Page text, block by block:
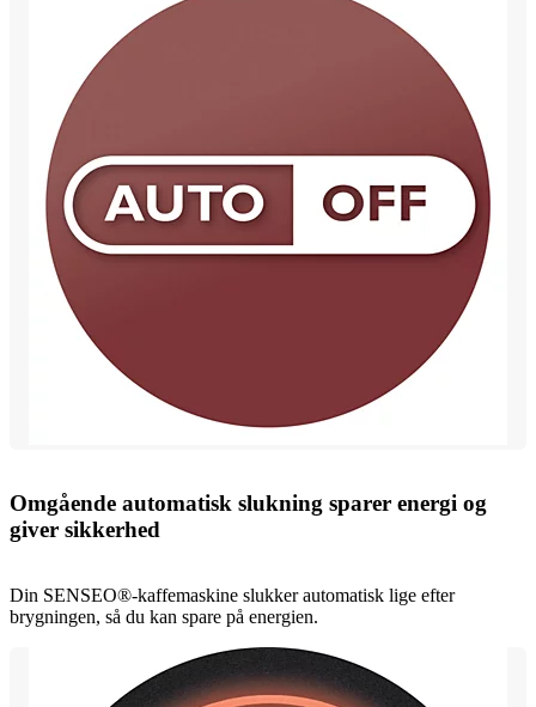
Omgående automatisk slukning sparer energi og
giver sikkerhed
Din SENSEO®-kaffemaskine slukker automatisk lige efter
brygningen, så du kan spare på energien.